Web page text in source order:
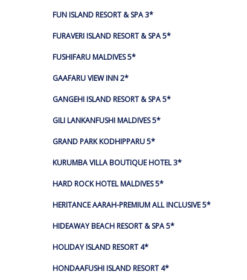
FUN ISLAND RESORT & SPA 3*
FURAVERI ISLAND RESORT & SPA 5*
FUSHIFARU MALDIVES 5*
GAAFARU VIEW INN 2*
GANGEHI ISLAND RESORT & SPA 5*
GILI LANKANFUSHI MALDIVES 5*
GRAND PARK KODHIPPARU 5*
KURUMBA VILLA BOUTIQUE HOTEL 3*
HARD ROCK HOTEL MALDIVES 5*
HERITANCE AARAH-PREMIUM ALL INCLUSIVE 5*
HIDEAWAY BEACH RESORT & SPA 5*
HOLIDAY ISLAND RESORT 4*
HONDAAFUSHI ISLAND RESORT 4*